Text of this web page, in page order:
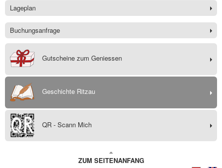
Lageplan
Buchungsanfrage
Gutscheine zum Geniessen
Geschichte Ritzau
QR - Scann Mich
ZUM SEITENANFANG